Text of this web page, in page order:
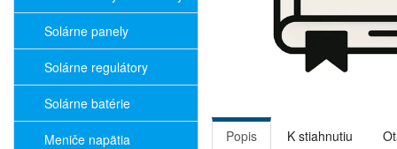
Solárne panely
Solárne regulátory
Solárne batérie
Meniče napätia Popis K stiahnutiu